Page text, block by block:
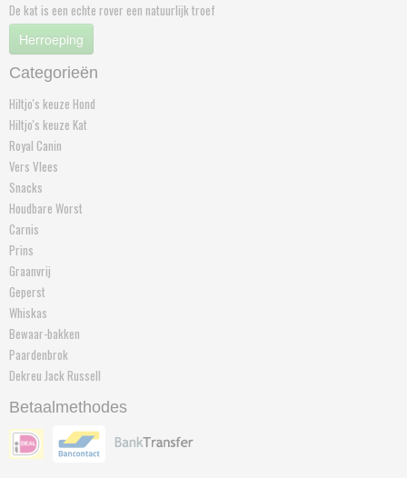
De kat is een echte rover een natuurlijk troef
Herroeping
Categorieën
Hiltjo's keuze Hond
Hiltjo's keuze Kat
Royal Canin
Vers Vlees
Snacks
Houdbare Worst
Carnis
Prins
Graanvrij
Geperst
Whiskas
Bewaar-bakken
Paardenbrok
Dekreu Jack Russell
Betaalmethodes